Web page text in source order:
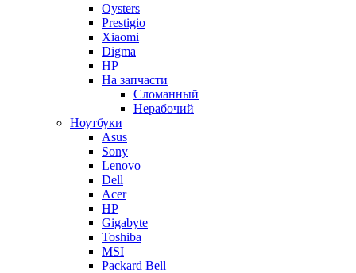
Oysters
Prestigio
Xiaomi
Digma
HP
На запчасти
Сломанный
Нерабочий
Ноутбуки
Asus
Sony
Lenovo
Dell
Acer
HP
Gigabyte
Toshiba
MSI
Packard Bell